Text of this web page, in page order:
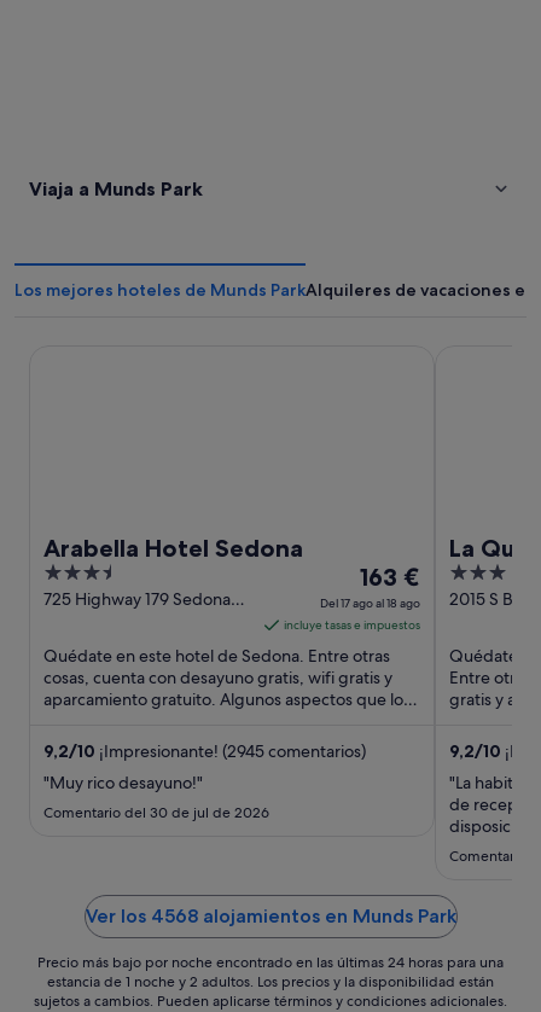
Viaja a Munds Park
Los mejores hoteles de Munds ParkAlquileres de vacaciones en
Arabella Hotel Sedona
3.5
out
5
725 Highway 179 Sedona
El
precio
es
de
163 €
por
del
163 €
Del 17 ago al 18 ago
incluye tasas e impuestos
Quédate en este hotel de Sedona. Entre otras
cosas, cuenta con desayuno gratis, wifi gratis y
aparcamiento gratuito. Algunos aspectos que los
9,2/10 ¡Impresionante! (2945 comentarios)
"Muy rico desayuno!"
Comentario del 30 de jul de 2026
La
3
out
5
2015 S
Quédate
Entre otras
gratis y
9,2/10
"La
de
disposición
check in y
Comentario
Ver los 4568 alojamientos en Munds Park
Precio más bajo por noche encontrado en las últimas 24 horas para una
estancia de 1 noche y 2 adultos. Los precios y la disponibilidad están
sujetos a cambios. Pueden aplicarse términos y condiciones adicionales.